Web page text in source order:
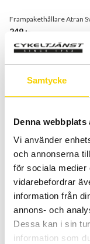
Samtycke
Denna webbplats
Vi använder
och annonserna
för sociala medier
vidarebefordrar
information från
annons- och
Dessa kan i sin
information som
Frampakethållare Atran
249:-
BUY
Pakethållare Atran AVS
507/622mm Aluminium
Aluminium Svart